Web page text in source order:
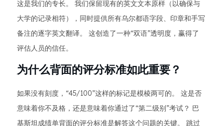
这是我们的专长。 我们保留现有的英文文本原样（以确保与
大学的记录相符），同时提供所有乌尔都语字段、印章和手写
备注的逐字英文翻译。 这创造了一种“双语”透明度，赢得了
评估人员的信任。
为什么背面的评分标准如此重要？
如果没有刻度，“45/100”这样的标记是模棱两可的。 这是否
意味着你不及格，还是意味着你通过了“第二级别”考试？ 巴
基斯坦成绩单背面的评分标准是解答这个问题的关键。 跳过